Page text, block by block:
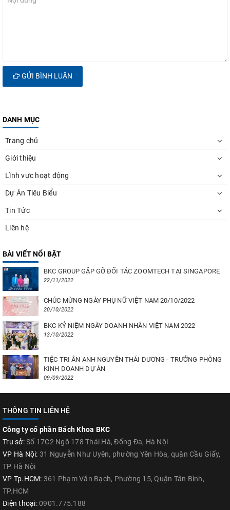
GỬI BÌNH LUẬN
DANH MỤC
Trang chủ
Giới thiệu
Lĩnh vực hoạt động
Dự Án Tiêu Biểu
Tin Tức
Liên hệ
BÀI VIẾT NỔI BẬT
BKC GROUP GẶP GỠ ĐỐI TÁC ZOOMTECH TẠI SINGAPORE
22/11/2022
CHÚC MỪNG NGÀY PHỤ NỮ VIỆT NAM 20/10/2022
20/10/2022
BKC KỶ NIỆM NGÀY DOANH NHÂN VIỆT NAM 2022
13/10/2022
TIỆC TRI ÂN ANH NGUYÊN THÁI DƯƠNG - TRƯỞNG PHÒNG
KINH DOANH DỰ ÁN
09/09/2022
THÔNG TIN LIÊN HỆ
Công ty cổ phần Bách Khoa BKC
Trụ sở:Số 17C2 Ngõ 178 Thái Hà, Đống Đa, Hà Nội
VP Hà Nội: 31 Nguyễn Như Uyên, phường Yên Hòa, quận Cầu Giấy,
TP Hà Nội
VP Tp.HCM: 361 Phạm Văn Bạch, Phường 15, Quận Tân Bình,
TP.HCM
Điện thoại: 0901.775.188